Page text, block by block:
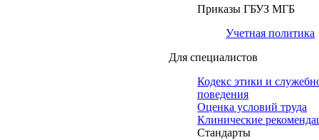
Приказы ГБУЗ МГБ
Учетная политика
Для специалистов
Кодекс этики и
поведения
Оценка условий труда
Клинические
Cтандарты